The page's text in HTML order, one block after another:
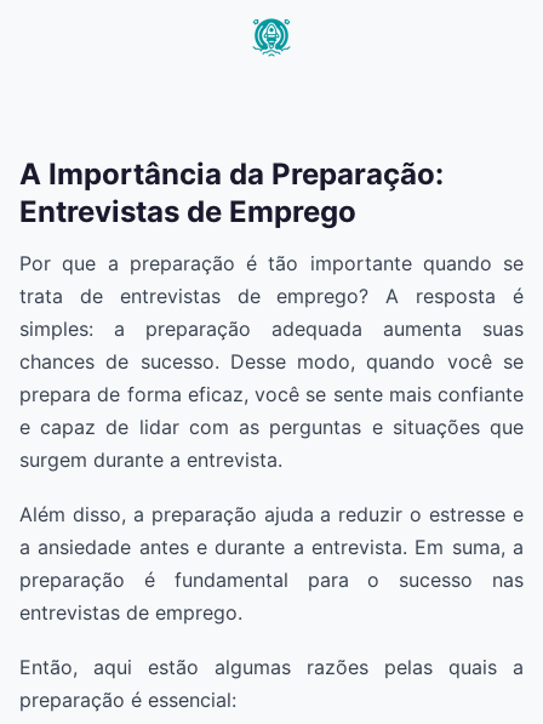
A Importância da Preparação:
Entrevistas de Emprego
Por que a preparação é tão importante quando se
trata de entrevistas de emprego? A resposta é
simples: a preparação adequada aumenta suas
chances de sucesso. Desse modo, quando você se
prepara de forma eficaz, você se sente mais confiante
e capaz de lidar com as perguntas e situações que
surgem durante a entrevista.
Além disso, a preparação ajuda a reduzir o estresse e
a ansiedade antes e durante a entrevista. Em suma, a
preparação é fundamental para o sucesso nas
entrevistas de emprego.
Então, aqui estão algumas razões pelas quais a
preparação é essencial: